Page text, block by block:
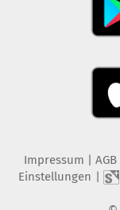
Impressum | AGB
Einstellungen |